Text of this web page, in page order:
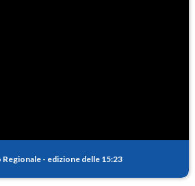
Regionale - edizione delle 15:23